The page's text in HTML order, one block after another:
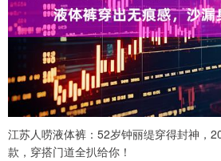
江苏人唠液体裤：52岁钟丽缇穿得封神，
款，穿搭门道全扒给你！